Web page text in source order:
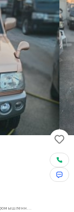
Тарияк Бедон Эсм - Промышленная зона Рас Аль Хор - Промышленная зона Рас Аль Хор 3